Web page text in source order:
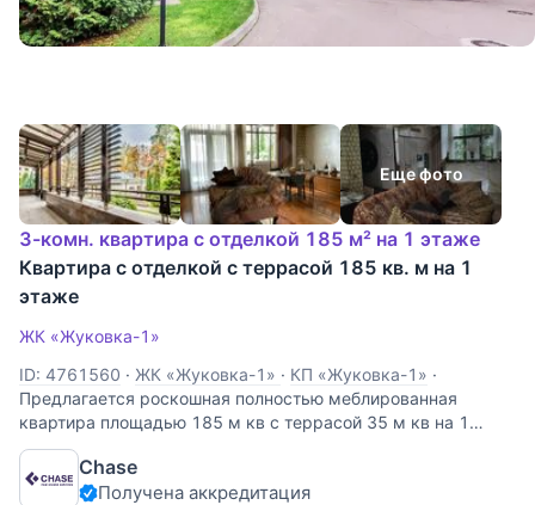
Еще фото
3-комн. квартира с отделкой 185 м² на 1 этаже
Квартира с отделкой с террасой 185 кв. м на 1
этаже
ЖК «Жуковка-1»
ID: 4761560 · ЖК «Жуковка-1» · КП «Жуковка-1» ·
Предлагается роскошная полностью меблированная
квартира площадью 185 м кв с террасой 35 м кв на 1
этаже / 7 этажного дома в КП Жуковка-1! Дизайнерский
ремонт с использованием импортных материалов от
ведущих производителей! Планировка включает в себя
Chase
Получена аккредитация